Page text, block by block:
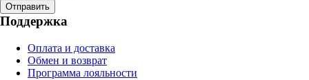
Отправить
Поддержка
Оплата и доставка
Обмен и возврат
Программа лояльности